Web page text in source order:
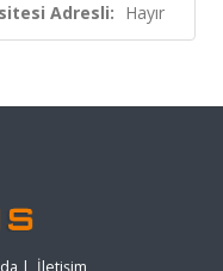
Adresli: Hayır
| İletişim